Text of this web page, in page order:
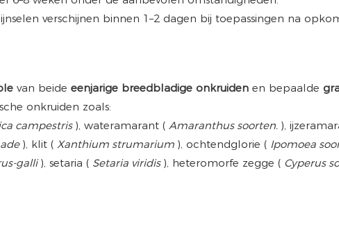
verschijnen binnen 1–2 dagen bij toepassingen na
van beide eenjarige breedbladige onkruiden en bepaalde
onkruiden zoals:
campestris ), wateramarant ( Amaranthus soorten. ),
), klit ( Xanthium strumarium ), ochtendglorie ( Ipomoea
galli), setaria ( Setaria viridis ), heteromorfe zegge ( Cyperus